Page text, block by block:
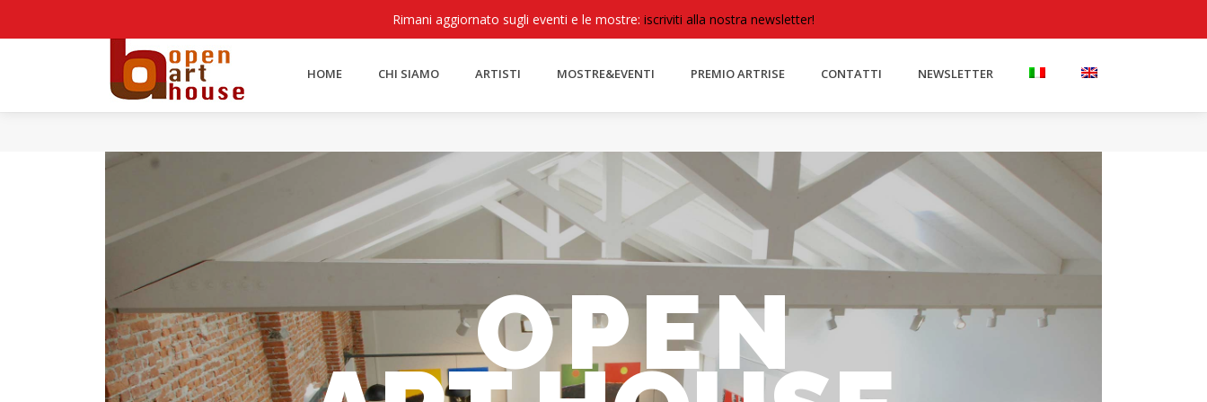
Rimani aggiornato sugli eventi e le mostre: iscriviti alla nostra newsletter!
HOME CHI SIAMO ARTISTI MOSTRE&EVENTI PREMIO ARTRISE CONTATTI NEWSLETTER
OPEN